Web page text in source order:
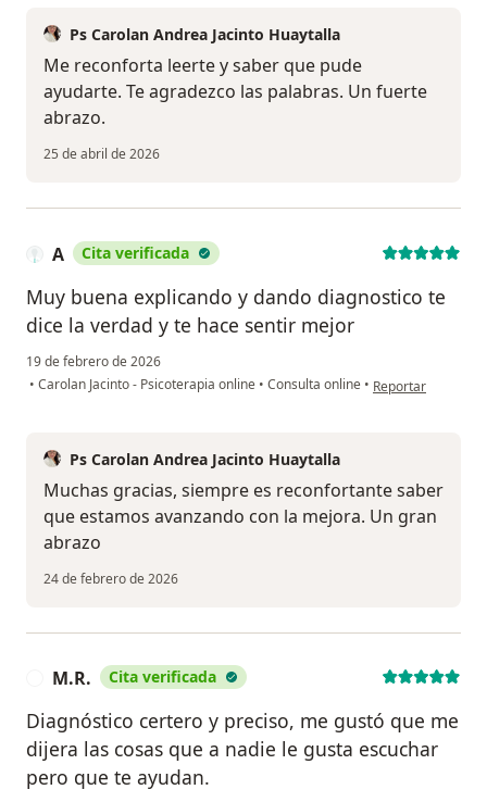
Ps Carolan Andrea Jacinto Huaytalla
Me reconforta leerte y saber que pude
ayudarte. Te agradezco las palabras. Un fuerte
abrazo.
25 de abril de 2026
A Cita verificada
Muy buena explicando y dando diagnostico te
dice la verdad y te hace sentir mejor
19 de febrero de 2026
• Carolan Jacinto - Psicoterapia online • Consulta online • en opinión del
Reportar
Ps Carolan Andrea Jacinto Huaytalla
Muchas gracias, siempre es reconfortante saber
que estamos avanzando con la mejora. Un gran
abrazo
24 de febrero de 2026
M.R. Cita verificada
Diagnóstico certero y preciso, me gustó que me
dijera las cosas que a nadie le gusta escuchar
pero que te ayudan.